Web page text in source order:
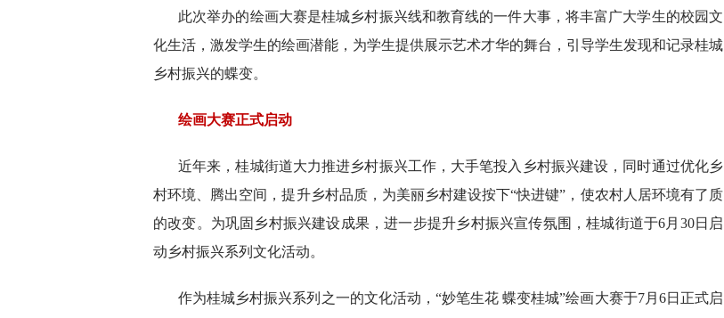
此次举办的绘画大赛是桂城乡村振兴线和教育线的一件大事，将丰富广大学生的校园文
化生活，激发学生的绘画潜能，为学生提供展示艺术才华的舞台，引导学生发现和记录桂城
乡村振兴的蝶变。
绘画大赛正式启动
近年来，桂城街道大力推进乡村振兴工作，大手笔投入乡村振兴建设，同时通过优化乡
村环境、腾出空间，提升乡村品质，为美丽乡村建设按下“快进键”，使农村人居环境有了质
的改变。为巩固乡村振兴建设成果，进一步提升乡村振兴宣传氛围，桂城街道于6月30日启
动乡村振兴系列文化活动。
作为桂城乡村振兴系列之一的文化活动，“妙笔生花 蝶变桂城”绘画大赛于7月6日正式启